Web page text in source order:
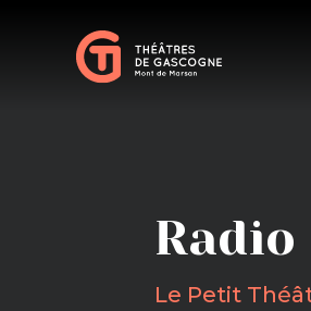
Le Petit